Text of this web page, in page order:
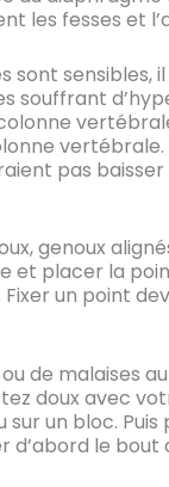
les fesses et
sont
souffrant
pas
genoux
et placer la
Fixer un point
ou de
doux avec
sur un bloc.
d’abord le